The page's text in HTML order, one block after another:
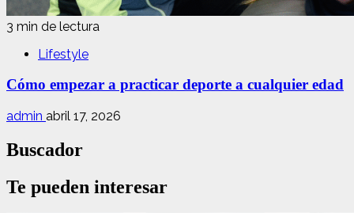
3 min de lectura
Lifestyle
Cómo empezar a practicar deporte a cualquier edad
admin abril 17, 2026
Buscador
Te pueden interesar